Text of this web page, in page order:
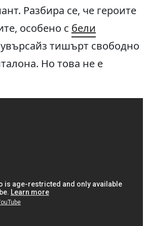
Разбира се, че героите
особено с бели
тишърт свободно
Но това не е